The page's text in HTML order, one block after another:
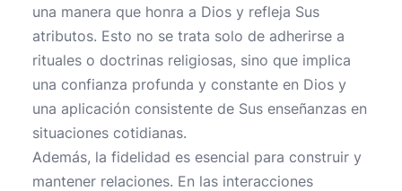
una manera que honra a Dios y refleja Sus
atributos. Esto no se trata solo de adherirse a
rituales o doctrinas religiosas, sino que implica
una confianza profunda y constante en Dios y
una aplicación consistente de Sus enseñanzas en
situaciones cotidianas.
Además, la fidelidad es esencial para construir y
mantener relaciones. En las interacciones